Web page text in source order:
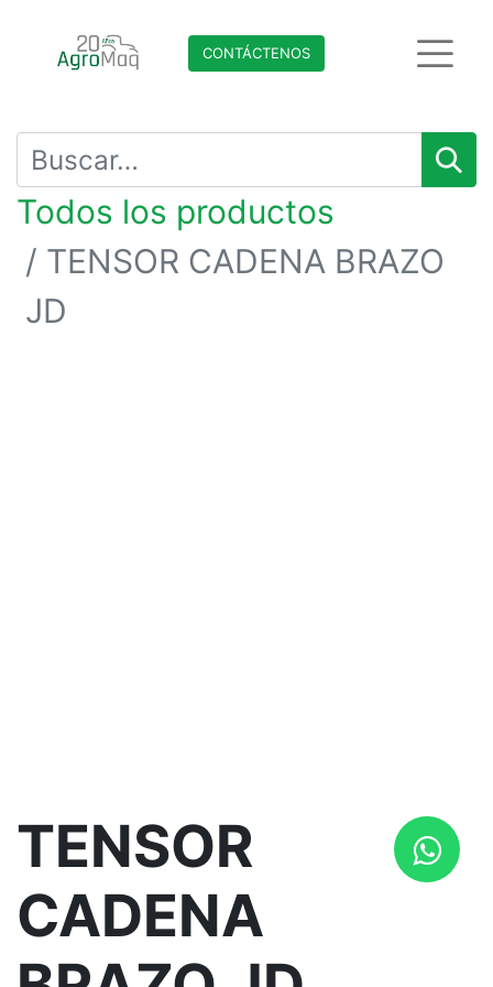
CONTÁCTENO​​​​S
Todos los productos
TENSOR CADENA BRAZO
JD
TENSOR
CADENA